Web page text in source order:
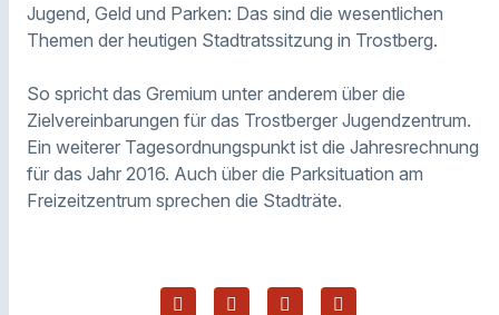
Jugend, Geld und Parken: Das sind die wesentlichen
Themen der heutigen Stadtratssitzung in Trostberg.
So spricht das Gremium unter anderem über die
Zielvereinbarungen für das Trostberger Jugendzentrum.
Ein weiterer Tagesordnungspunkt ist die Jahresrechnung
für das Jahr 2016. Auch über die Parksituation am
Freizeitzentrum sprechen die Stadträte.